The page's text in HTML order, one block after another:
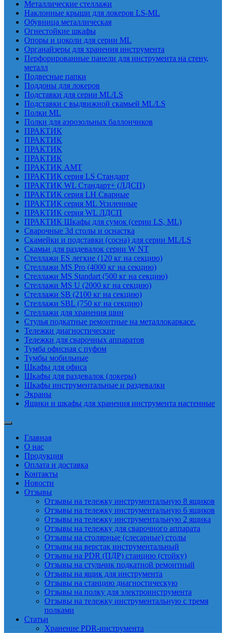
Металлические стеллажи
Наклонные крыши для локеров LS-ML
Обувница металлическая
Огнестойкие шкафы
Опоры и цоколи для серии ML
Органайзеры для хранения инструмента
Перфорированные панели для инструмента на стену,
металл
Подвесные папки
Поддоны для локеров
Подставки для серии ML/LS
Подставки с выдвижной скамьей ML/LS
Полки ML
Полки для аэрозольных баллончиков
ПРАКТИК
ПРАКТИК
ПРАКТИК
ПРАКТИК
ПРАКТИК AMT
ПРАКТИК cерия LS Стандарт
ПРАКТИК WL Стандарт+ (ЛДСП)
ПРАКТИК серия LH Сварные
ПРАКТИК серия ML Усиленные
ПРАКТИК серия WL ЛДСП
ПРАКТИК Шкафы для сумок (серии LS, ML)
Сварочные 3d столы и оснастка
Скамейки и подставки (сосна) для серии ML/LS
Скамьи для раздевалок серии W NT
Стеллажи ES легкие (120 кг на секцию)
Стеллажи MS Pro (4000 кг на секцию)
Стеллажи MS Standart (500 кг на секцию)
Стеллажи MS U (2000 кг на секцию)
Стеллажи SB (2100 кг на секцию)
Стеллажи SBL (750 кг на секцию)
Стеллажи для хранения шин
Стулья подкатные ремонтные на металлокаркасе.
Тележки диагностические
Тележки для сварочных аппаратов
Тумба офисная с пуфом
Тумбы мобильные
Шкафы для офиса
Шкафы для раздевалок (локеры)
Шкафы инструментальные и раздевалки
Экраны
Ящики и шкафы для хранения инструмента настенные
Главная
О нас
Продукция
Оплата и доставка
Контакты
Новости
Отзывы
Отзывы на тележку инструментальную 8 ящиков
Отзывы на тележку инструментальную 6 ящиков
Отзывы на тележку инструментальную 2 ящика
Отзывы на тележку для сварочного аппарата
Отзывы на столярные (слесарные) столы
Отзывы на верстак инструментальный
Отзывы на PDR (ПДР) станцию (стойку)
Отзывы на стульчик подкатной ремонтный
Отзывы на ящик для инструмента
Отзывы на станцию диагностическую
Отзывы на полку для электроинструмента
Отзывы на тележку инструментальную с тремя
полками
Статьи
Хранение PDR-инструмента